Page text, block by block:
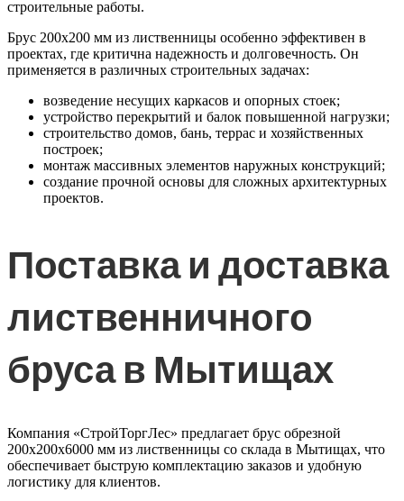
строительные работы.
Брус 200х200 мм из лиственницы особенно эффективен в
проектах, где критична надежность и долговечность. Он
применяется в различных строительных задачах:
возведение несущих каркасов и опорных стоек;
устройство перекрытий и балок повышенной нагрузки;
строительство домов, бань, террас и хозяйственных
построек;
монтаж массивных элементов наружных конструкций;
создание прочной основы для сложных архитектурных
проектов.
Поставка и доставка
лиственничного
бруса в Мытищах
Компания «СтройТоргЛес» предлагает брус обрезной
200х200х6000 мм из лиственницы со склада в Мытищах, что
обеспечивает быструю комплектацию заказов и удобную
логистику для клиентов.